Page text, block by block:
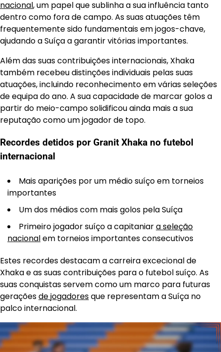
nacional, um papel que sublinha a sua influência tanto
dentro como fora de campo. As suas atuações têm
frequentemente sido fundamentais em jogos-chave,
ajudando a Suíça a garantir vitórias importantes.
Além das suas contribuições internacionais, Xhaka
também recebeu distinções individuais pelas suas
atuações, incluindo reconhecimento em várias seleções
de equipa do ano. A sua capacidade de marcar golos a
partir do meio-campo solidificou ainda mais a sua
reputação como um jogador de topo.
Recordes detidos por Granit Xhaka no futebol
internacional
Mais aparições por um médio suíço em torneios
importantes
Um dos médios com mais golos pela Suíça
Primeiro jogador suíço a capitaniara seleção
nacionalem torneios importantes consecutivos
Estes recordes destacam a carreira excecional de
Xhaka e as suas contribuições para o futebol suíço. As
suas conquistas servem como um marco para futuras
geraçõesde jogadoresque representam a Suíça no
palco internacional.